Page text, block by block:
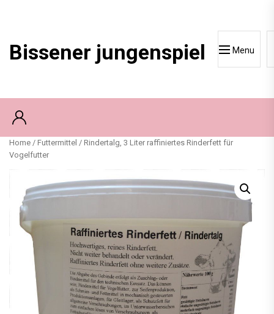
Bissener jungenspiel Menu
Home / Futtermittel / Rindertalg, 3 Liter raffiniertes Rinderfett für
Vogelfutter